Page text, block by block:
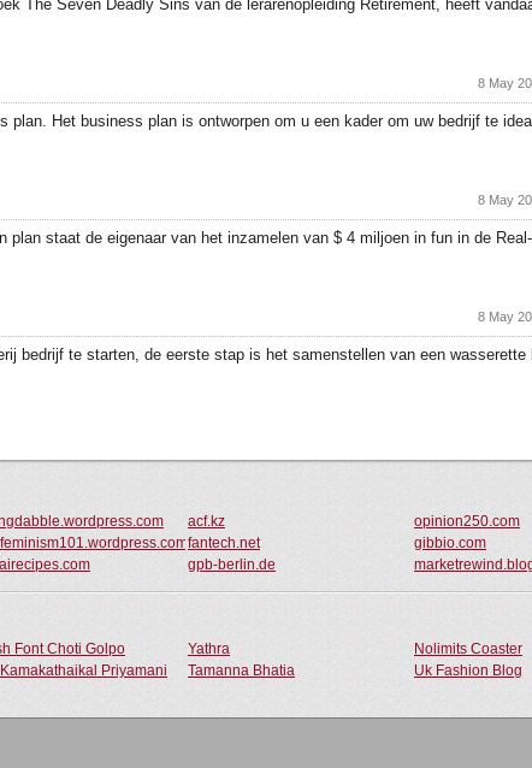
The Seven Deadly Sins van de lerarenopleiding Retirement, heeft
8 May
Het business plan is ontworpen om u een kader om uw bedrijf te
8 May
plan staat de eigenaar van het inzamelen van $ 4 miljoen in fun in de
8 May
bedrijf te starten, de eerste stap is het samenstellen van een wasserette
acf.kz
opinion250.com
fantech.net
gibbio.com
gpb-berlin.de
Font Choti Golpo Yathra
Nolimits Coaster
Priyamani Tamanna Bhatia Uk Fashion Blog